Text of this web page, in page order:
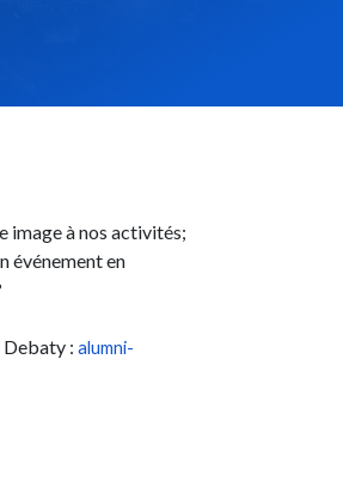
image à nos activités;
événement en
Debaty : alumni-